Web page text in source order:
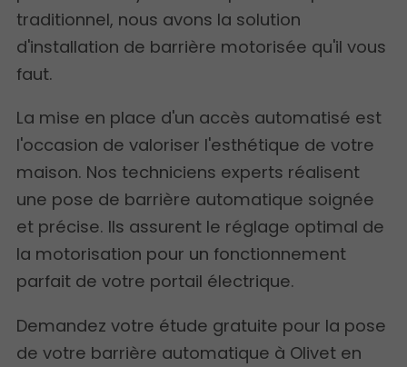
traditionnel, nous avons la solution
d'installation de barrière motorisée qu'il vous
faut.
La mise en place d'un accès automatisé est
l'occasion de valoriser l'esthétique de votre
maison. Nos techniciens experts réalisent
une pose de barrière automatique soignée
et précise. Ils assurent le réglage optimal de
la motorisation pour un fonctionnement
parfait de votre portail électrique.
Demandez votre étude gratuite pour la pose
de votre barrière automatique à Olivet en